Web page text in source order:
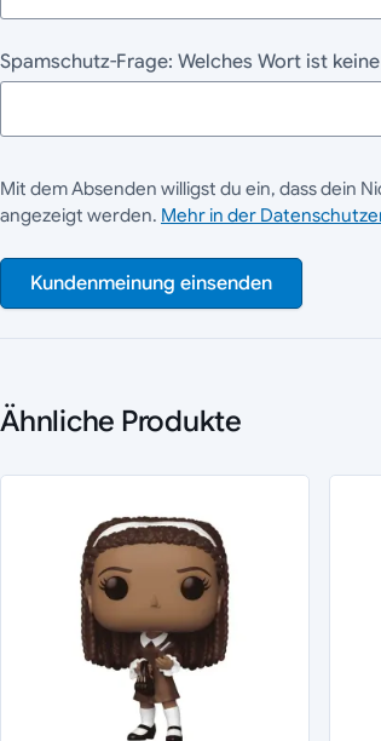
Spamschutz-Frage: Welches Wort ist
Mit dem Absenden willigst du ein, dass dein
angezeigt werden. Mehr in der
Kundenmeinung einsenden
Ähnliche Produkte